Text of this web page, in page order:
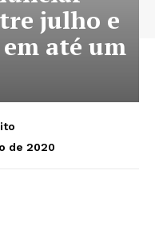
julho e
até um
de 2020